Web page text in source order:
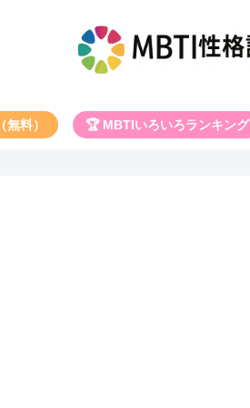
料） 🏆 MBTIいろいろランキング